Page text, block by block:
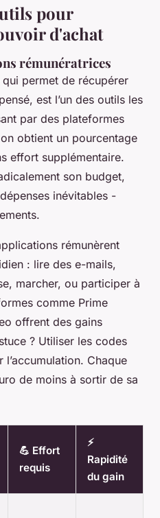
pour
d'achat
rémunératrices
permet de récupérer
est l’un des outils les
par des plateformes
obtient un pourcentage
effort supplémentaire.
son budget,
inévitables -
rémunèrent
: lire des e-mails,
marcher, ou participer à
comme Prime
offrent des gains
? Utiliser les codes
Chaque
de moins à sortir de sa
💪 Effort
requis
⚡
Rapidité
du gain